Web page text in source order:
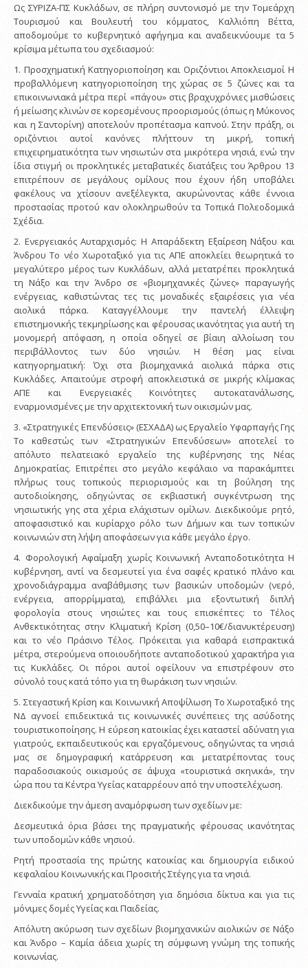
Ως ΣΥΡΙΖΑ-ΠΣ Κυκλάδων, σε πλήρη συντονισμό με την Τομεάρχη
Τουρισμού και Βουλευτή του κόμματος, Καλλιόπη Βέττα,
αποδομούμε το κυβερνητικό αφήγημα και αναδεικνύουμε τα 5
κρίσιμα μέτωπα του σχεδιασμού:
1. Προσχηματική Κατηγοριοποίηση και Οριζόντιοι Αποκλεισμοί Η
προβαλλόμενη κατηγοριοποίηση της χώρας σε 5 ζώνες και τα
επικοινωνιακά μέτρα περί «πάγου» στις βραχυχρόνιες μισθώσεις
ή μείωσης κλινών σε κορεσμένους προορισμούς (όπως η Μύκονος
και η Σαντορίνη) αποτελούν προπέτασμα καπνού. Στην πράξη, οι
οριζόντιοι αυτοί κανόνες πλήττουν τη μικρή, τοπική
επιχειρηματικότητα των νησιωτών στα μικρότερα νησιά, ενώ την
ίδια στιγμή οι προκλητικές μεταβατικές διατάξεις του Άρθρου 13
επιτρέπουν σε μεγάλους ομίλους που έχουν ήδη υποβάλει
φακέλους να χτίσουν ανεξέλεγκτα, ακυρώνοντας κάθε έννοια
προστασίας προτού καν ολοκληρωθούν τα Τοπικά Πολεοδομικά
Σχέδια.
2. Ενεργειακός Αυταρχισμός: Η Απαράδεκτη Εξαίρεση Νάξου και
Άνδρου Το νέο Χωροταξικό για τις ΑΠΕ αποκλείει θεωρητικά το
μεγαλύτερο μέρος των Κυκλάδων, αλλά μετατρέπει προκλητικά
τη Νάξο και την Άνδρο σε «βιομηχανικές ζώνες» παραγωγής
ενέργειας, καθιστώντας τες τις μοναδικές εξαιρέσεις για νέα
αιολικά πάρκα. Καταγγέλλουμε την παντελή έλλειψη
επιστημονικής τεκμηρίωσης και φέρουσας ικανότητας για αυτή τη
μονομερή απόφαση, η οποία οδηγεί σε βίαιη αλλοίωση του
περιβάλλοντος των δύο νησιών. Η θέση μας είναι
κατηγορηματική: Όχι στα βιομηχανικά αιολικά πάρκα στις
Κυκλάδες. Απαιτούμε στροφή αποκλειστικά σε μικρής κλίμακας
ΑΠΕ και Ενεργειακές Κοινότητες αυτοκατανάλωσης,
εναρμονισμένες με την αρχιτεκτονική των οικισμών μας.
3. «Στρατηγικές Επενδύσεις» (ΕΣΧΑΔΑ) ως Εργαλείο Υφαρπαγής Γης
Το καθεστώς των «Στρατηγικών Επενδύσεων» αποτελεί το
απόλυτο πελατειακό εργαλείο της κυβέρνησης της Νέας
Δημοκρατίας. Επιτρέπει στο μεγάλο κεφάλαιο να παρακάμπτει
πλήρως τους τοπικούς περιορισμούς και τη βούληση της
αυτοδιοίκησης, οδηγώντας σε εκβιαστική συγκέντρωση της
νησιωτικής γης στα χέρια ελάχιστων ομίλων. Διεκδικούμε ρητό,
αποφασιστικό και κυρίαρχο ρόλο των Δήμων και των τοπικών
κοινωνιών στη λήψη αποφάσεων για κάθε μεγάλο έργο.
4. Φορολογική Αφαίμαξη χωρίς Κοινωνική Ανταποδοτικότητα Η
κυβέρνηση, αντί να δεσμευτεί για ένα σαφές κρατικό πλάνο και
χρονοδιάγραμμα αναβάθμισης των βασικών υποδομών (νερό,
ενέργεια, απορρίμματα), επιβάλλει μια εξοντωτική διπλή
φορολογία στους νησιώτες και τους επισκέπτες: το Τέλος
Ανθεκτικότητας στην Κλιματική Κρίση (0,50–10€/διανυκτέρευση)
και το νέο Πράσινο Τέλος. Πρόκειται για καθαρά εισπρακτικά
μέτρα, στερούμενα οποιουδήποτε ανταποδοτικού χαρακτήρα για
τις Κυκλάδες. Οι πόροι αυτοί οφείλουν να επιστρέφουν στο
σύνολό τους κατά τόπο για τη θωράκιση των νησιών.
5. Στεγαστική Κρίση και Κοινωνική Αποψίλωση Το Χωροταξικό της
ΝΔ αγνοεί επιδεικτικά τις κοινωνικές συνέπειες της ασύδοτης
τουριστικοποίησης. Η εύρεση κατοικίας έχει καταστεί αδύνατη για
γιατρούς, εκπαιδευτικούς και εργαζόμενους, οδηγώντας τα νησιά
μας σε δημογραφική κατάρρευση και μετατρέποντας τους
παραδοσιακούς οικισμούς σε άψυχα «τουριστικά σκηνικά», την
ώρα που τα Κέντρα Υγείας καταρρέουν από την υποστελέχωση.
Διεκδικούμε την άμεση αναμόρφωση των σχεδίων με:
Δεσμευτικά όρια βάσει της πραγματικής φέρουσας ικανότητας
των υποδομών κάθε νησιού.
Ρητή προστασία της πρώτης κατοικίας και δημιουργία ειδικού
κεφαλαίου Κοινωνικής και Προσιτής Στέγης για τα νησιά.
Γενναία κρατική χρηματοδότηση για δημόσια δίκτυα και για τις
μόνιμες δομές Υγείας και Παιδείας.
Απόλυτη ακύρωση των σχεδίων βιομηχανικών αιολικών σε Νάξο
και Άνδρο – Καμία άδεια χωρίς τη σύμφωνη γνώμη της τοπικής
κοινωνίας.